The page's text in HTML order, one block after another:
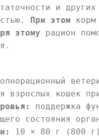
и
При этом корм
этому рацион
взрослых кошек
поддержка
состояния
10 × 80 г (800 г)